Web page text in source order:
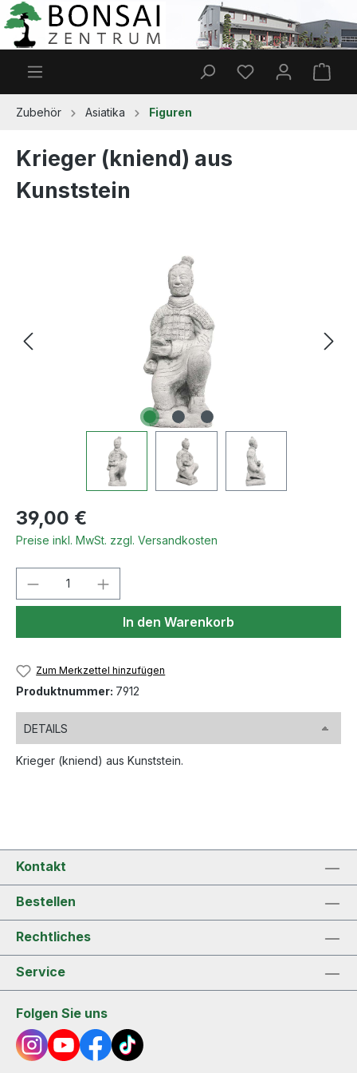
Zum Hauptinhalt springen
Du hast 0
Zubehör Asiatika Figuren
Krieger (kniend) aus
Kunststein
Regulärer Preis:
39,00 €
Preise inkl. MwSt. zzgl. Versandkosten
Produkt Anzahl: Gib den
In den Warenkorb
Zum Merkzettel hinzufügen
Produktnummer: 7912
DETAILS
Krieger (kniend) aus Kunststein.
Kontakt
Bestellen
Rechtliches
Service
Folgen Sie uns